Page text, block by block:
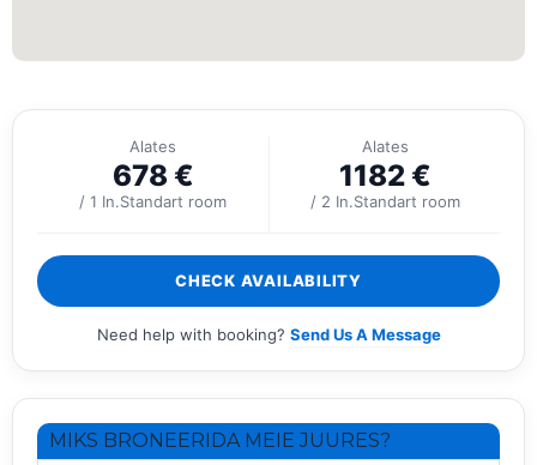
Alates
678 €
/ 1 In.Standart room
Alates
1182 €
/ 2 In.Standart room
CHECK AVAILABILITY
Need help with booking? Send Us A Message
MIKS BRONEERIDA MEIE JUURES?